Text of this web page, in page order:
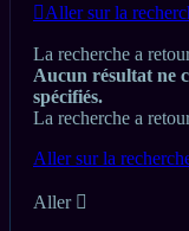
Aller sur la
La recherche a
Aucun résultat ne
spécifiés.
La recherche a
Aller sur la
Aller